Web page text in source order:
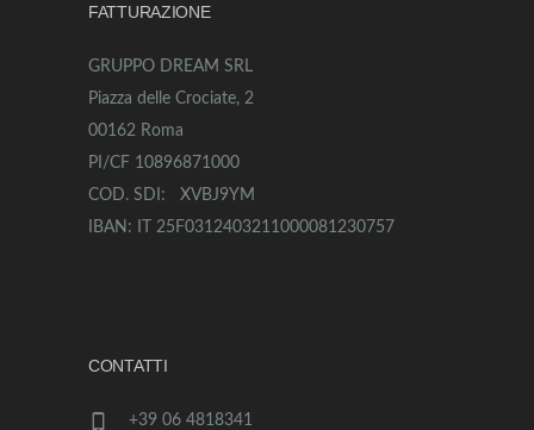
FATTURAZIONE
GRUPPO DREAM SRL
Piazza delle Crociate, 2
00162 Roma
PI/CF 10896871000
COD. SDI: XVBJ9YM
IBAN: IT 25F0312403211000081230757
CONTATTI
+39 06 4818341